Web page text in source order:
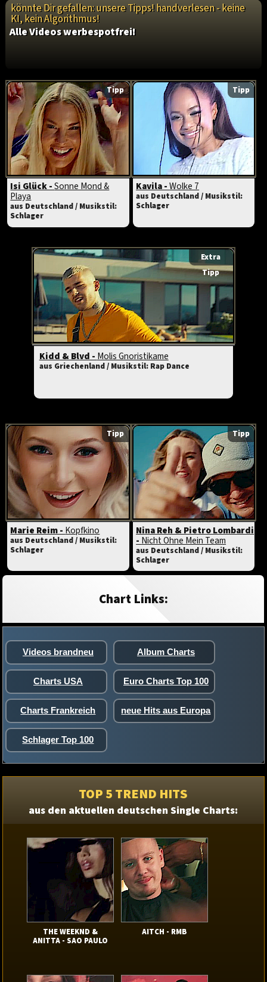
könnte Dir gefallen: unsere Tipps! handverlesen - keine
KI, kein Algorithmus!
Alle Videos werbespotfrei!
Tipp
Isi Glück -Sonne Mond &
Playa
aus Deutschland / Musikstil:
Schlager
Tipp
Kavila -Wolke 7
aus Deutschland / Musikstil:
Schlager
Extra
Tipp
Kidd & Blvd - Molis Gnoristikame
aus Griechenland / Musikstil: Rap Dance
Tipp
Marie Reim - Kopfkino
aus Deutschland / Musikstil:
Schlager
Tipp
Nina Reh & Pietro Lombardi
- Nicht Ohne Mein Team
aus Deutschland / Musikstil:
Schlager
Chart Links:
Videos brandneu Album Charts
Charts USA Euro Charts Top 100
Charts Frankreich neue Hits aus Europa
Schlager Top 100
TOP 5 TREND HITS
aus den aktuellen deutschen Single Charts:
THE WEEKND &
ANITTA - SAO PAULO
AITCH - RMB